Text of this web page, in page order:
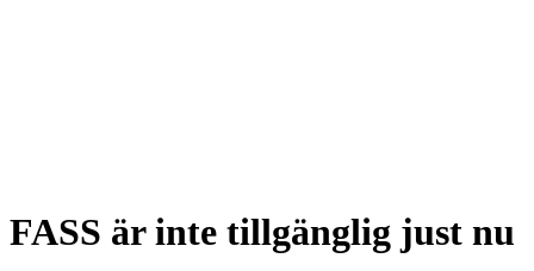
FASS är inte tillgänglig just nu